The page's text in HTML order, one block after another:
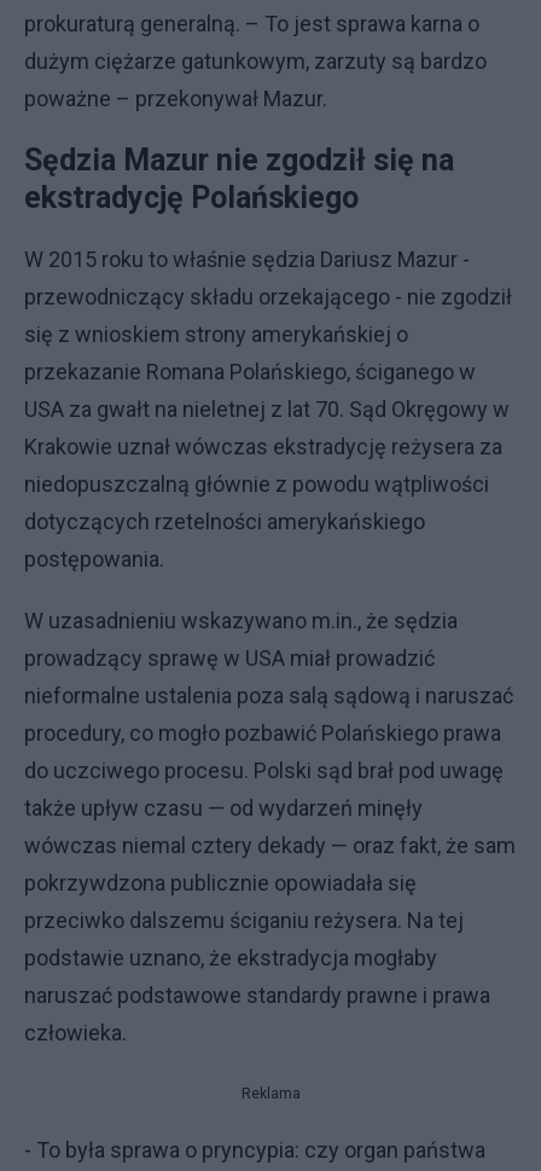
prokuraturą generalną. – To jest sprawa karna o
dużym ciężarze gatunkowym, zarzuty są bardzo
poważne – przekonywał Mazur.
Sędzia Mazur nie zgodził się na
ekstradycję Polańskiego
W 2015 roku to właśnie sędzia Dariusz Mazur -
przewodniczący składu orzekającego - nie zgodził
się z wnioskiem strony amerykańskiej o
przekazanie Romana Polańskiego, ściganego w
USA za gwałt na nieletnej z lat 70. Sąd Okręgowy w
Krakowie uznał wówczas ekstradycję reżysera za
niedopuszczalną głównie z powodu wątpliwości
dotyczących rzetelności amerykańskiego
postępowania.
W uzasadnieniu wskazywano m.in., że sędzia
prowadzący sprawę w USA miał prowadzić
nieformalne ustalenia poza salą sądową i naruszać
procedury, co mogło pozbawić Polańskiego prawa
do uczciwego procesu. Polski sąd brał pod uwagę
także upływ czasu — od wydarzeń minęły
wówczas niemal cztery dekady — oraz fakt, że sam
pokrzywdzona publicznie opowiadała się
przeciwko dalszemu ściganiu reżysera. Na tej
podstawie uznano, że ekstradycja mogłaby
naruszać podstawowe standardy prawne i prawa
człowieka.
Reklama
- To była sprawa o pryncypia: czy organ państwa